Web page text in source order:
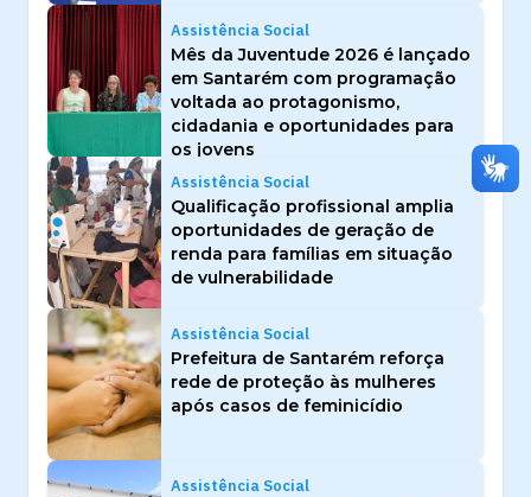
Assistência Social
Mês da Juventude 2026 é lançado
em Santarém com programação
voltada ao protagonismo,
cidadania e oportunidades para
os jovens
Assistência Social
Qualificação profissional amplia
oportunidades de geração de
renda para famílias em situação
de vulnerabilidade
Assistência Social
Prefeitura de Santarém reforça
rede de proteção às mulheres
após casos de feminicídio
Assistência Social